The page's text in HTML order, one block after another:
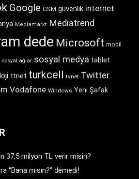
Google GSM güvenlik internet
Mediamarkt Mediatrend
dede Microsoft mobil
sosyal ağlar sosyal medya tablet
ttnet turkcell tvnet Twitter
Vodafone Windows Yeni Şafak
37,5 milyon TL verir misin?
“Bana mısın?” demedi!